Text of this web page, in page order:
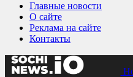
Главные новости
О сайте
Реклама на сайте
Контакты